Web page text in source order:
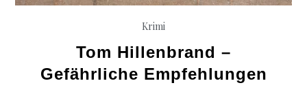
Krimi
Tom Hillenbrand –
Gefährliche Empfehlungen